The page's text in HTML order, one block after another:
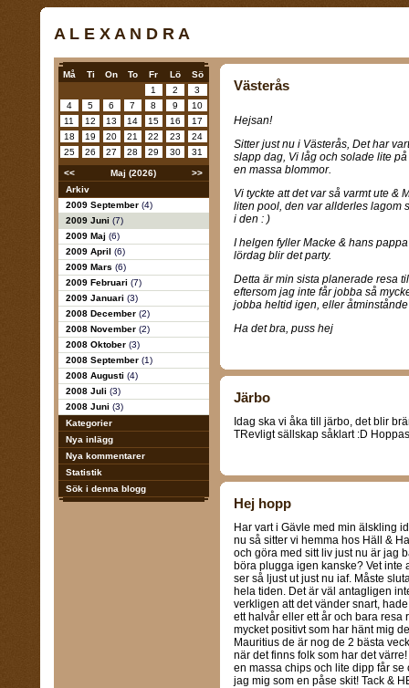
A L E X A N D R A
Må Ti On To Fr Lö
Sö
1
2
3
4
5 6 7 8 9
10
11
12 13 14 15 16
17
18
19 20 21 22 23
24
25
26 27 28 29 30 31
<< Maj (2026)
>>
Arkiv
2009 September (4)
2009 Juni (7)
2009 Maj (6)
2009 April (6)
2009 Mars (6)
2009 Februari (7)
2009 Januari (3)
2008 December (2)
2008 November (2)
2008 Oktober (3)
2008 September (1)
2008 Augusti (4)
2008 Juli (3)
2008 Juni (3)
Kategorier
Nya inlägg
Nya kommentarer
Statistik
Sök i denna blogg
Västerås
Hejsan!
Sitter just nu i Västerås, Det har
slapp dag, Vi låg och solade lite
en massa blommor.
Vi tyckte att det var så varmt ute &
liten pool, den var allderles lagom
i den : )
I helgen fyller Macke & hans
lördag blir det party.
Detta är min sista planerade resa
eftersom jag inte får jobba så
jobba heltid igen, eller
Ha det bra, puss hej
Järbo
Idag ska vi åka till järbo, det blir
TRevligt sällskap såklart :D
Hej hopp
Har vart i Gävle med min älskling
nu så sitter vi hemma hos Häll &
och göra med sitt liv just nu är jag
böra plugga igen kanske? Vet inte
ser så ljust ut just nu iaf. Måste
hela tiden. Det är väl antagligen
verkligen att det vänder snart,
ett halvår eller ett år och bara resa
mycket positivt som har hänt mig
Mauritius de är nog de 2 bästa
när det finns folk som har det
en massa chips och lite dipp får
jag mig som en påse skit! Tack &